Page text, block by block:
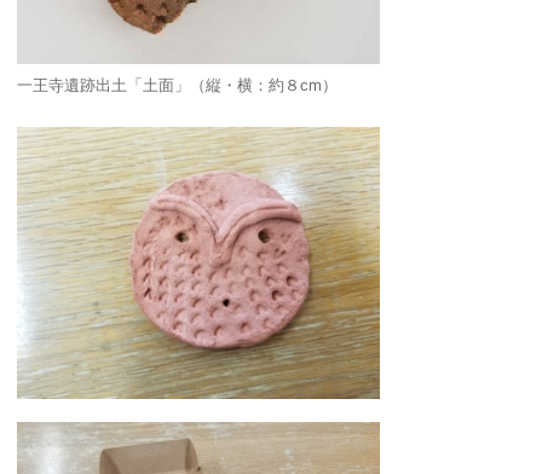
一王寺遺跡出土「土面」（縦・横：約８cm）